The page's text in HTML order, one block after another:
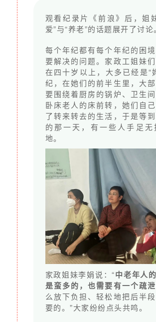
观看纪录片《前浪》后，姐
爱”与“养老”的话题展开了讨论
每个年纪都有每个年纪的困
要解决的问题。家政工姐妹
在四十岁以上，大多已经是“
纪，在她们的前半生里，大
要围绕着厨房的锅炉、卫生间
卧床老人的床前转，她们自
了转来转去的生活，于是等
的那一天，有一些人手足无
地。
家政姐妹李娟说：“中老年人
是蛮多的，也需要有一个疏
么放下负担、轻松地把后半
要的。”大家纷纷点头共鸣。